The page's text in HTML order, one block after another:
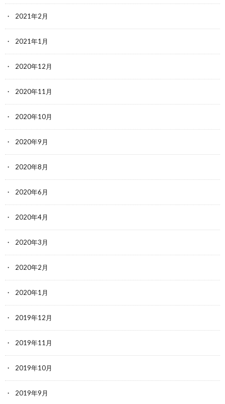
2021年2月
2021年1月
2020年12月
2020年11月
2020年10月
2020年9月
2020年8月
2020年6月
2020年4月
2020年3月
2020年2月
2020年1月
2019年12月
2019年11月
2019年10月
2019年9月